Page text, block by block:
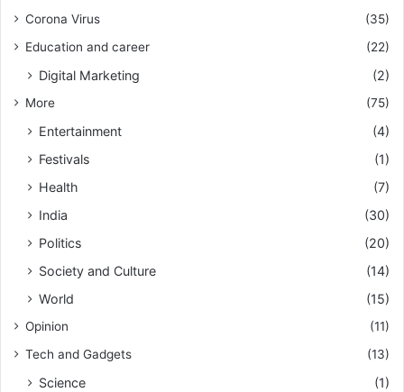
Corona Virus
(35)
Education and career
(22)
Digital Marketing (2)
More (75)
Entertainment
(4)
Festivals
(1)
Health
(7)
India
(30)
Politics
(20)
Society and Culture
(14)
World
(15)
Opinion
(11)
Tech and Gadgets
(13)
Science (1)